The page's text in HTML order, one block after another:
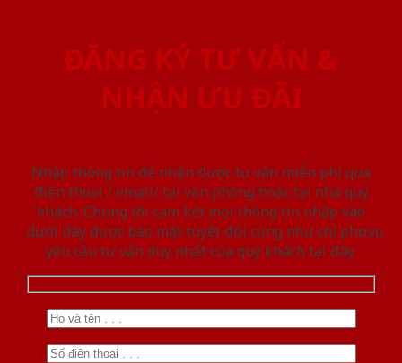
ĐĂNG KÝ TƯ VẤN &
NHẬN ƯU ĐÃI
Nhập thông tin để nhận được tư vấn miễn phí qua
điện thoại / email/ tại văn phòng hoặc tại nhà quý
khách. Chúng tôi cam kết mọi thông tin nhập vào
dưới đây được bảo mật tuyệt đối cũng như chỉ phục vụ
yêu cầu tư vấn duy nhất của quý khách tại đây.